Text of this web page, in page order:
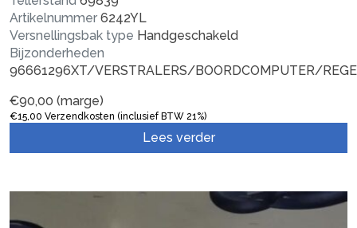
Artikelnummer 6242YL
Versnellingsbak type Handgeschakeld
Bijzonderheden
96661296XT/VERSTRALERS/BOORDCOMPUTER/
€90,00 (marge)
€15,00 Verzendkosten (inclusief BTW 21%)
Lees verder